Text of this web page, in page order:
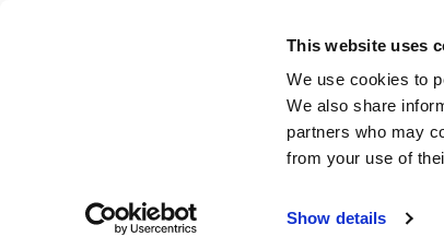
This website uses
We use cookies to
We also share
partners who may
from your use of
Show details
コーポレート・IR